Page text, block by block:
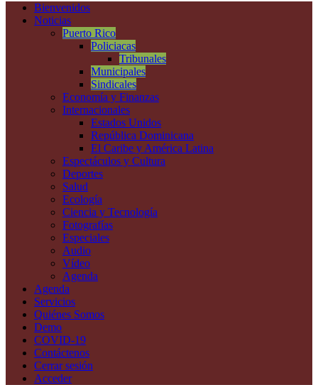
Bienvenidos
Noticias
Puerto Rico
Policiacas
Tribunales
Municipales
Sindicales
Economía y Finanzas
Internacionales
Estados Unidos
República Dominicana
El Caribe y América Latina
Espectáculos y Cultura
Deportes
Salud
Ecología
Ciencia y Tecnología
Fotografías
Especiales
Audio
Vídeo
Agenda
Agenda
Servicios
Quiénes Somos
Demo
COVID-19
Contáctenos
Cerrar sesión
Acceder